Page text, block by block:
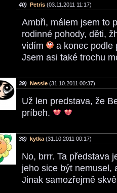
40) Petris (03.11.2011 11:17)
Ambři, málem jsem to
rodinné pohody, děti,
vidím
a konec podle
Jsem asi také trochu
39) Nessie (31.10.2011 00:37)
Už len predstava, že
príbeh.
38) kytka (31.10.2011 00:17)
No, brrr. Ta představa
jeho sice být nemusel,
Jinak samozřejmě